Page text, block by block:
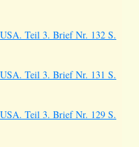
Teil 3. Brief Nr. 132 S.
Teil 3. Brief Nr. 131 S.
Teil 3. Brief Nr. 129 S.